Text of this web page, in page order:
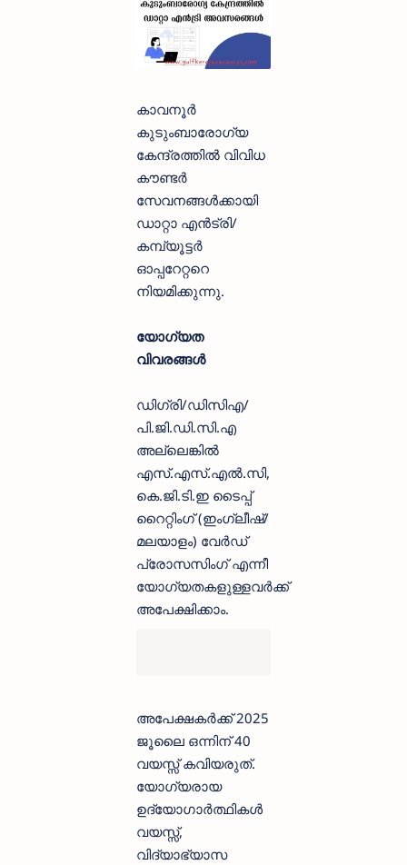
കാവനൂര്‍
കുടുംബാരോഗ്യ
കേന്ദ്രത്തില്‍ വിവിധ
കൗണ്ടര്‍
സേവനങ്ങള്‍ക്കായി
ഡാറ്റാ എന്‍ട്രി/
കമ്പ്യൂട്ടര്‍
ഓപ്പറേറ്ററെ
നിയമിക്കുന്നു.
യോഗ്യത
വിവരങ്ങൾ
ഡിഗ്രി/ഡിസിഎ/
പി.ജി.ഡി.സി.എ
അല്ലെങ്കില്‍
എസ്.എസ്.എല്‍.സി,
കെ.ജി.ടി.ഇ ടൈപ്പ്
റൈറ്റിംഗ് (ഇംഗ്ലീഷ്/
മലയാളം) വേര്‍ഡ്
പ്രോസസിംഗ് എന്നീ
യോഗ്യതകളുള്ളവര്‍ക്ക്
അപേക്ഷിക്കാം.
അപേക്ഷകര്‍ക്ക് 2025
ജൂലൈ ഒന്നിന് 40
വയസ്സ് കവിയരുത്.
യോഗ്യരായ
ഉദ്യോഗാര്‍ത്ഥികള്‍
വയസ്സ്,
വിദ്യാഭ്യാസ